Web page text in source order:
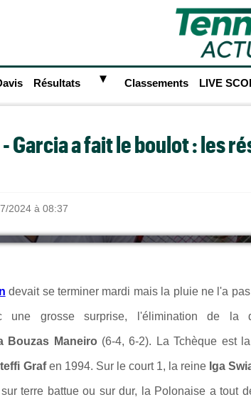
Résultats ► Classements LIVE
Garcia a fait le boulot : les
2024 à 08:37
devait se terminer mardi mais la pluie ne l'a
une grosse surprise, l'élimination de la
Bouzas Maneiro (6-4, 6-2). La Tchèque est
Grafen 1994. Sur le court 1, la reine Iga
terre battue ou sur dur, la Polonaise a tout